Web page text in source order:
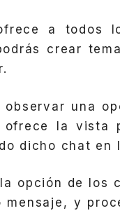
a todos
crear
una
la vista
dicho chat en
opción de los
y